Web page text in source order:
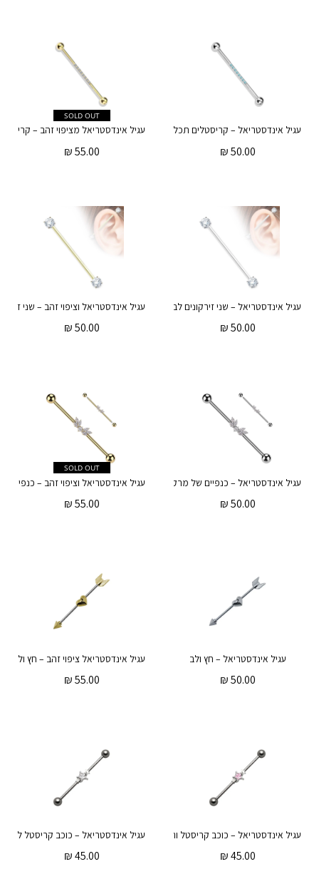
עגיל אינדסטריאל – קריסטלים תכלת
50.00
₪
SOLD OUT
55.00
₪
עגיל אינדסטריאל – שני זירקונים לבנים
50.00
₪
50.00
₪
עגיל אינדסטריאל – כנפיים של מרקיזים וקריסטל עגול לבן
50.00
₪
SOLD OUT
55.00
₪
עגיל אינדסטריאל – חץ ולב
50.00
₪
עגיל אינדסטריאל ציפוי זהב – חץ ולב
55.00
₪
עגיל אינדסטריאל – כוכב קריסטל ורוד
45.00
₪
עגיל אינדסטריאל – כוכב קריסטל לבן
45.00
₪